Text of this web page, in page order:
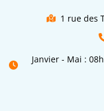
1 rue des
Janvier - Mai :